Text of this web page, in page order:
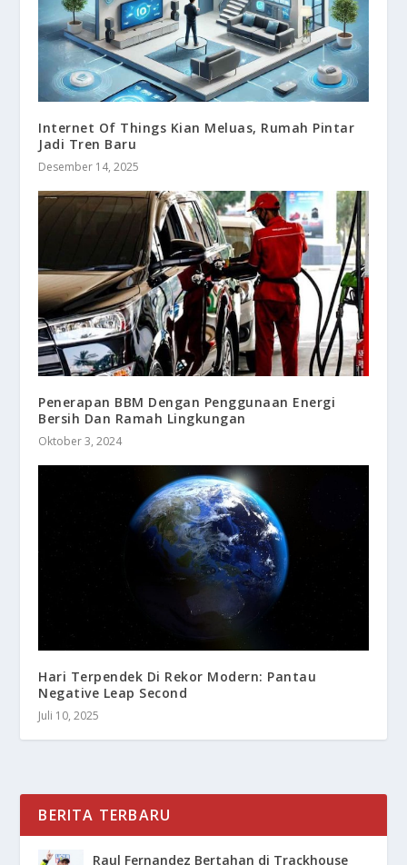
Internet Of Things Kian Meluas, Rumah Pintar
Jadi Tren Baru
Desember 14, 2025
Penerapan BBM Dengan Penggunaan Energi
Bersih Dan Ramah Lingkungan
Oktober 3, 2024
Hari Terpendek Di Rekor Modern: Pantau
Negative Leap Second
Juli 10, 2025
BERITA TERBARU
Raul Fernandez Bertahan di Trackhouse